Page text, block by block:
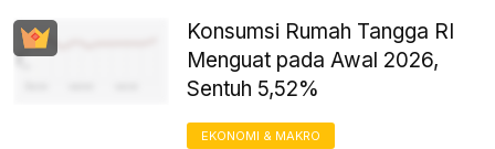
Konsumsi Rumah Tangga RI
Menguat pada Awal 2026,
Sentuh 5,52%
EKONOMI & MAKRO